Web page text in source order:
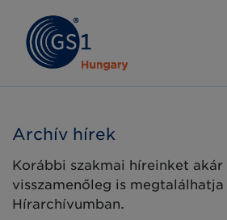
Archív hírek
Korábbi szakmai híreinket akár
visszamenőleg is
Hírarchívumban.